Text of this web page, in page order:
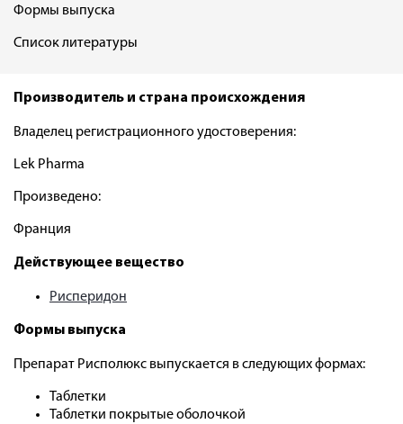
Формы выпуска
Список литературы
Производитель и страна происхождения
Владелец регистрационного удостоверения:
Lek Pharma
Произведено:
Франция
Действующее вещество
Рисперидон
Формы выпуска
Препарат Рисполюкс выпускается в следующих формах:
Таблетки
Таблетки покрытые оболочкой